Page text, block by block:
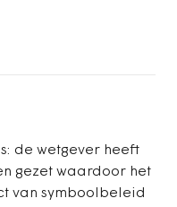
de wetgever heeft
gezet waardoor het
van symboolbeleid